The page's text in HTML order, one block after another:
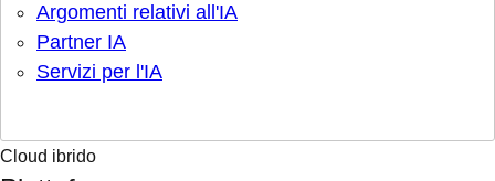
Argomenti relativi all'IA
Partner IA
Servizi per l'IA
Cloud ibrido